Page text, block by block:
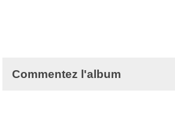
Commentez l'album